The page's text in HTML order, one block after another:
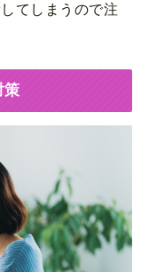
てしまうので注
策